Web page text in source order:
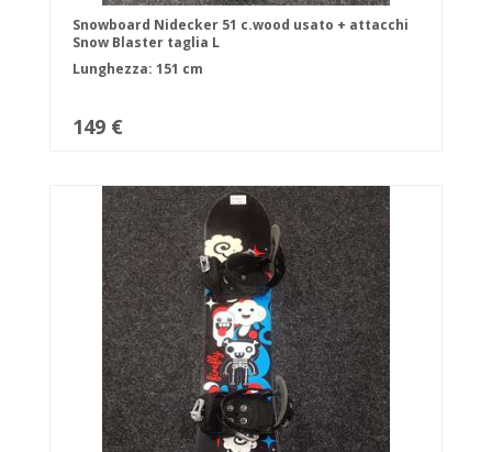
Snowboard Nidecker 51 c.wood usato + attacchi
Snow Blaster taglia L
Lunghezza: 151 cm
149 €